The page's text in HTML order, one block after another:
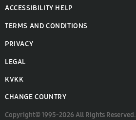
ACCESSIBILITY HELP
TERMS AND CONDITIONS
PRIVACY
LEGAL
KVKK
CHANGE COUNTRY
Copyright© 1995-2026 All Rights Reserved.